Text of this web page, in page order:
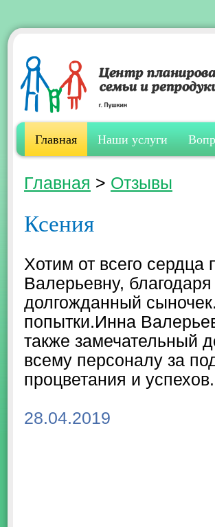
Главная Наши услуги
Главная > Отзывы
Ксения
Хотим от всего
Валерьевну,
долгожданный
попытки.Инна
также замечательный
всему персоналу за
процветания и успехов.
28.04.2019